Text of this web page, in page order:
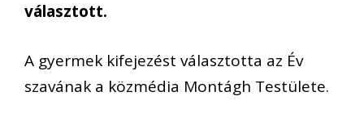
választott.
A gyermek kifejezést választotta az Év
szavának a közmédia Montágh Testülete.